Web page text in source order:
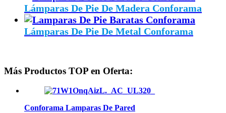
Lámparas De Pie De Madera Conforama
Lámparas De Pie De Metal Conforama
Más Productos TOP en Oferta:
Conforama Lamparas De Pared